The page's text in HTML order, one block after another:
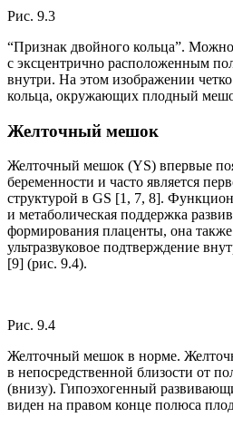
Рис. 9.3
“Признак двойного кольца”.
с эксцентрично расположенным
внутри. На этом изображении
кольца, окружающих плодный
Желточный мешок
Желточный мешок (YS) впервые
беременности и часто является
структурой в GS [1, 7, 8].
и метаболическая поддержка
формирования плаценты, она также
ультразвуковое подтверждение
[9] (рис. 9.4).
Рис. 9.4
Желточный мешок в норме.
в непосредственной близости от
(внизу). Гипоэхогенный
виден на правом конце полюса